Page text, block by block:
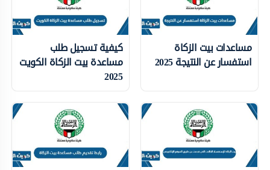
مساعدات بيت الزكاة
استفسار عن النتيجة 2025
كيفية تسجيل طلب
مساعدة بيت الزكاة الكويت
2025